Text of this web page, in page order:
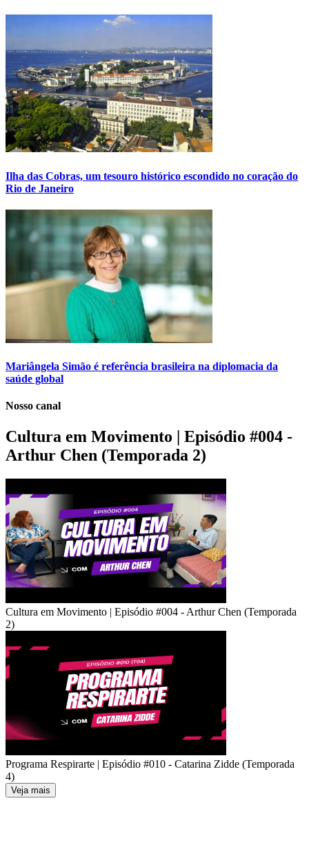
Ilha das Cobras, um tesouro histórico escondido no coração do
Rio de Janeiro
Mariângela Simão é referência brasileira na diplomacia da
saúde global
Nosso canal
Cultura em Movimento | Episódio #004 -
Arthur Chen (Temporada 2)
Cultura em Movimento | Episódio #004 - Arthur Chen (Temporada
2)
Programa Respirarte | Episódio #010 - Catarina Zidde (Temporada
4)
Veja mais